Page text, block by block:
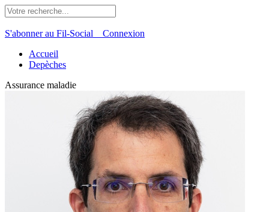
S'abonner au Fil-Social Connexion
Accueil
Depèches
Assurance maladie